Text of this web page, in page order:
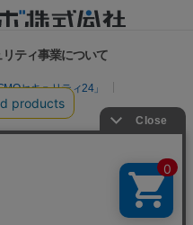
ティ事業について
セキュリティ24」
断